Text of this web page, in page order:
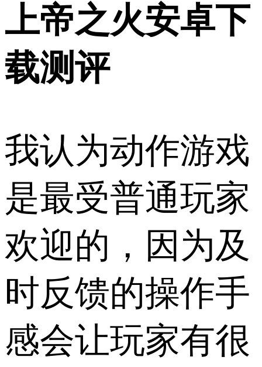
上帝之火安卓下
载测评
我认为动作游戏
是最受普通玩家
欢迎的，因为及
时反馈的操作手
感会让玩家有很